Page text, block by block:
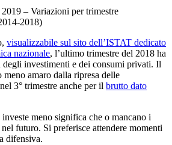
– Variazioni per trimestre
2018)
visualizzabile sul sito dell’ISTAT dedicato
nazionale, l’ultimo trimestre del 2018 ha
degli investimenti e dei consumi privati. Il
amaro dalla ripresa delle
3° trimestre anche per il brutto dato
investe meno significa che o mancano i
futuro. Si preferisce attendere momenti
difensiva.